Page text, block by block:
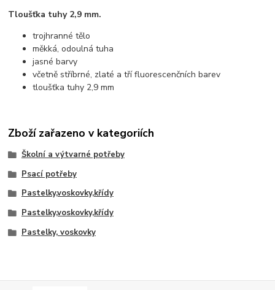
Tloušťka tuhy 2,9 mm.
trojhranné tělo
měkká, odoulná tuha
jasné barvy
včetně stříbrné, zlaté a tří fluorescenčních barev
tloušťka tuhy 2,9 mm
Zboží zařazeno v kategoriích
Školní a výtvarné potřeby
Psací potřeby
Pastelky,voskovky,křídy
Pastelky,voskovky,křídy
Pastelky, voskovky